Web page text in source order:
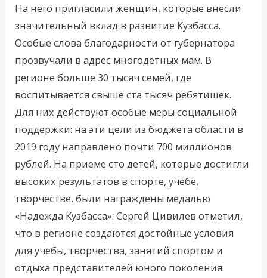
На него пригласили женщин, которые внесли
значительный вклад в развитие Кузбасса.
Особые слова благодарности от губернатора
прозвучали в адрес многодетных мам. В
регионе больше 30 тысяч семей, где
воспитывается свыше ста тысяч ребятишек.
Для них действуют особые меры социальной
поддержки: на эти цели из бюджета области в
2019 году направлено почти 700 миллионов
рублей. На приеме сто детей, которые достигли
высоких результатов в спорте, учебе,
творчестве, были награждены медалью
«Надежда Кузбасса». Сергей Цивилев отметил,
что в регионе создаются достойные условия
для учебы, творчества, занятий спортом и
отдыха представителей юного поколения: